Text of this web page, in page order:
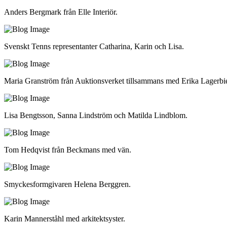
Anders Bergmark från Elle Interiör.
Svenskt Tenns representanter Catharina, Karin och Lisa.
Maria Granström från Auktionsverket tillsammans med Erika
Lisa Bengtsson, Sanna Lindström och Matilda Lindblom.
Tom Hedqvist från Beckmans med vän.
Smyckesformgivaren Helena Berggren.
Karin Mannerståhl med arkitektsyster.